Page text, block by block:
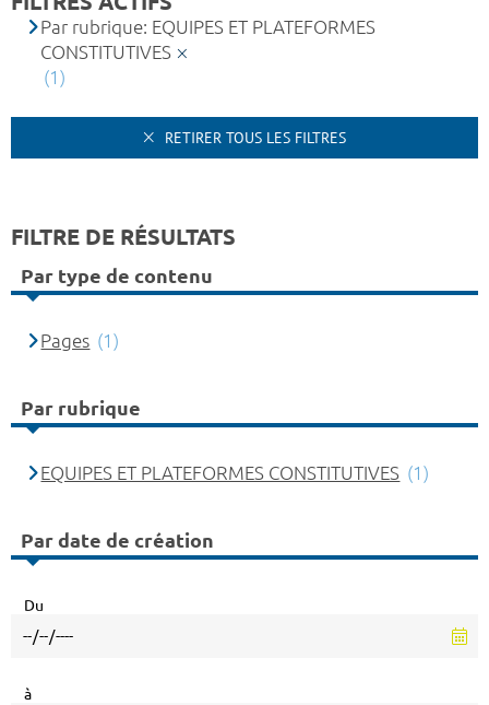
Par rubrique: EQUIPES ET PLATEFORMES
CONSTITUTIVES
(1)
RETIRER TOUS LES FILTRES
FILTRE DE RÉSULTATS
Par type de contenu
Pages (1)
Par rubrique
EQUIPES ET PLATEFORMES CONSTITUTIVES (1)
Par date de création
Du
à